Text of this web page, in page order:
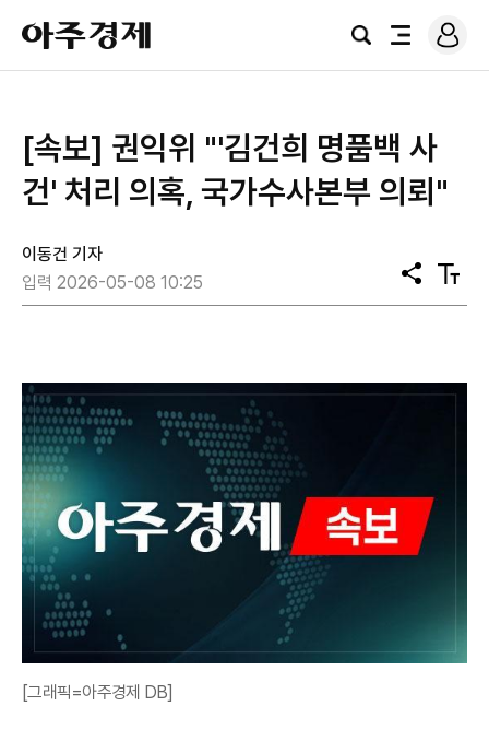
아
주
경
검
전
로
그
[속보] 권익위 "'김건희 명품백 사
건' 처리 의혹, 국가수사본부 의뢰"
이동건 기자
입력 2026-05-08 10:25
공
유
텍
스
[그래픽=아주경제 DB]